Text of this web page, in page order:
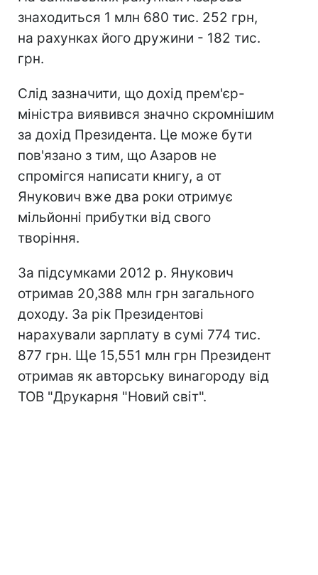
знаходиться 1 млн 680 тис. 252 грн,
на рахунках його дружини - 182 тис.
грн.
Слід зазначити, що дохід прем'єр-
міністра виявився значно скромнішим
за дохід Президента. Це може бути
пов'язано з тим, що Азаров не
спромігся написати книгу, а от
Янукович вже два роки отримує
мільйонні прибутки від свого
творіння.
За підсумками 2012 р. Янукович
отримав 20,388 млн грн загального
доходу. За рік Президентові
нарахували зарплату в сумі 774 тис.
877 грн. Ще 15,551 млн грн Президент
отримав як авторську винагороду від
ТОВ "Друкарня "Новий світ".